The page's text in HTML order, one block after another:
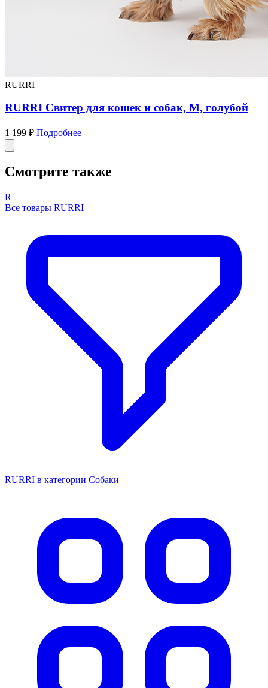
RURRI
RURRI Свитер для кошек и собак, M, голубой
1 199 ₽ Подробнее
Смотрите также
R
Все товары RURRI
RURRI в категории Собаки